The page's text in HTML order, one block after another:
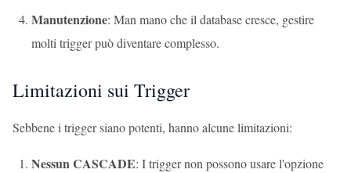
Manutenzione: Man mano che il database cresce, gestire
molti trigger può diventare complesso.
Limitazioni sui Trigger
Sebbene i trigger siano potenti, hanno alcune limitazioni:
Nessun CASCADE: I trigger non possono usare l'opzione